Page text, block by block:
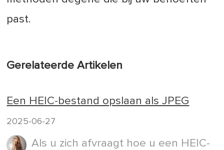
past.
Gerelateerde Artikelen
Een HEIC-bestand opslaan als JPEG
2025-06-27
Als u zich afvraagt hoe u een HEIC-